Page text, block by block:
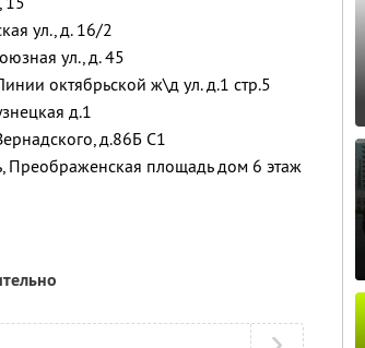
ул., д. 16/2
ул., д. 45
октябрьской ж\д ул. д.1 стр.5
д.1
д.86Б С1
Преображенская площадь дом 6 этаж